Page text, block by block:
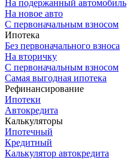
На подержанный автомобиль
На новое авто
С первоначальным взносом
Ипотека
Без первоначального взноса
На вторичку
С первоначальным взносом
Самая выгодная ипотека
Рефинансирование
Ипотеки
Автокредита
Калькуляторы
Ипотечный
Кредитный
Калькулятор автокредита